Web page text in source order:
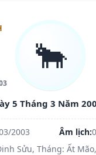
🐂
5 Tháng 3 Năm
2003 Âm lịch:
Sửu, Tháng: Ất